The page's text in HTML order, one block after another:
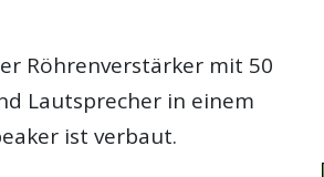
Röhrenverstärker mit 50
Lautsprecher in einem
ist verbaut.